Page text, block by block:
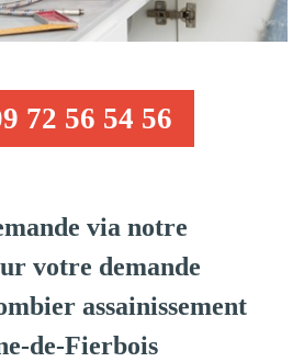
72 56 54 56
via notre
votre demande
assainissement
de-Fierbois